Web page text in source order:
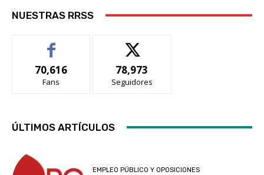
NUESTRAS RRSS
70,616
Fans
78,973
Seguidores
ÚLTIMOS ARTÍCULOS
EMPLEO PÚBLICO Y OPOSICIONES